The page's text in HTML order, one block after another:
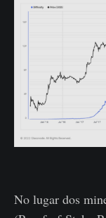
No lugar dos